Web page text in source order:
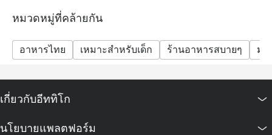
หมวดหมู่ที่คล้ายกัน
อาหารไทย เหมาะสำหรับเด็ก ร้านอาหารสบายๆ มัง
เกี่ยวกับอีททิโก
นโยบายแพลตฟอร์ม